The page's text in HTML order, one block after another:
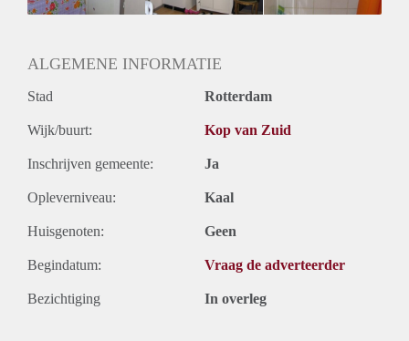
ALGEMENE INFORMATIE
Stad Rotterdam
Wijk/buurt: Kop van Zuid
Inschrijven gemeente: Ja
Opleverniveau: Kaal
Huisgenoten: Geen
Begindatum: Vraag de adverteerder
Bezichtiging In overleg